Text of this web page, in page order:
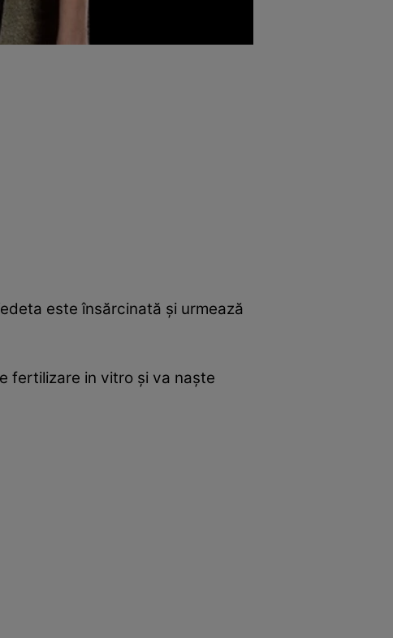
este însărcinată şi urmează
fertilizare in vitro şi va naşte